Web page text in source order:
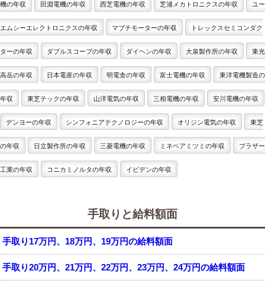
機の年収 田淵電機の年収 西芝電機の年収 芝浦メカトロニクスの年収 ユー
エムシーエレクトロニクスの年収 マブチモーターの年収 トレックスセミコンダク
ターの年収 ダブルスコープの年収 ダイヘンの年収 大泉製作所の年収 東光
高岳の年収 日本電産の年収 明電舎の年収 富士電機の年収 東洋電機製造の
年収 東芝テックの年収 山洋電気の年収 三相電機の年収 安川電機の年収
デンヨーの年収 シンフォニアテクノロジーの年収 オリジン電気の年収 東芝
の年収 日立製作所の年収 三菱電機の年収 ミネベアミツミの年収 ブラザー
工業の年収 コニカミノルタの年収 イビデンの年収
手取りと給料額面
手取り17万円、18万円、19万円の給料額面
手取り20万円、21万円、22万円、23万円、24万円の給料額面